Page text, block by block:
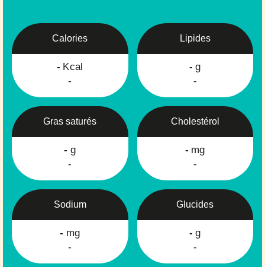
Calories
- Kcal
-
Lipides
- g
-
Gras saturés
- g
-
Cholestérol
- mg
-
Sodium
- mg
-
Glucides
- g
-